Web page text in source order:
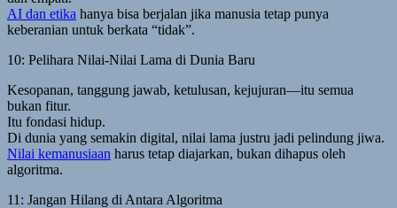
AI dan etika hanya bisa berjalan jika manusia tetap punya
keberanian untuk berkata “tidak”.
10: Pelihara Nilai-Nilai Lama di Dunia Baru
Kesopanan, tanggung jawab, ketulusan, kejujuran—itu semua
bukan fitur.
Itu fondasi hidup.
Di dunia yang semakin digital, nilai lama justru jadi pelindung jiwa.
Nilai kemanusiaan harus tetap diajarkan, bukan dihapus oleh
algoritma.
11: Jangan Hilang di Antara Algoritma